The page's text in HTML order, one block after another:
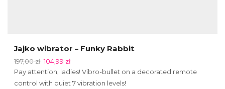
Jajko wibrator – Funky Rabbit
197,00zł 104,99 zł
Pay attention, ladies! Vibro-bullet on a decorated remote
control with quiet 7 vibration levels!